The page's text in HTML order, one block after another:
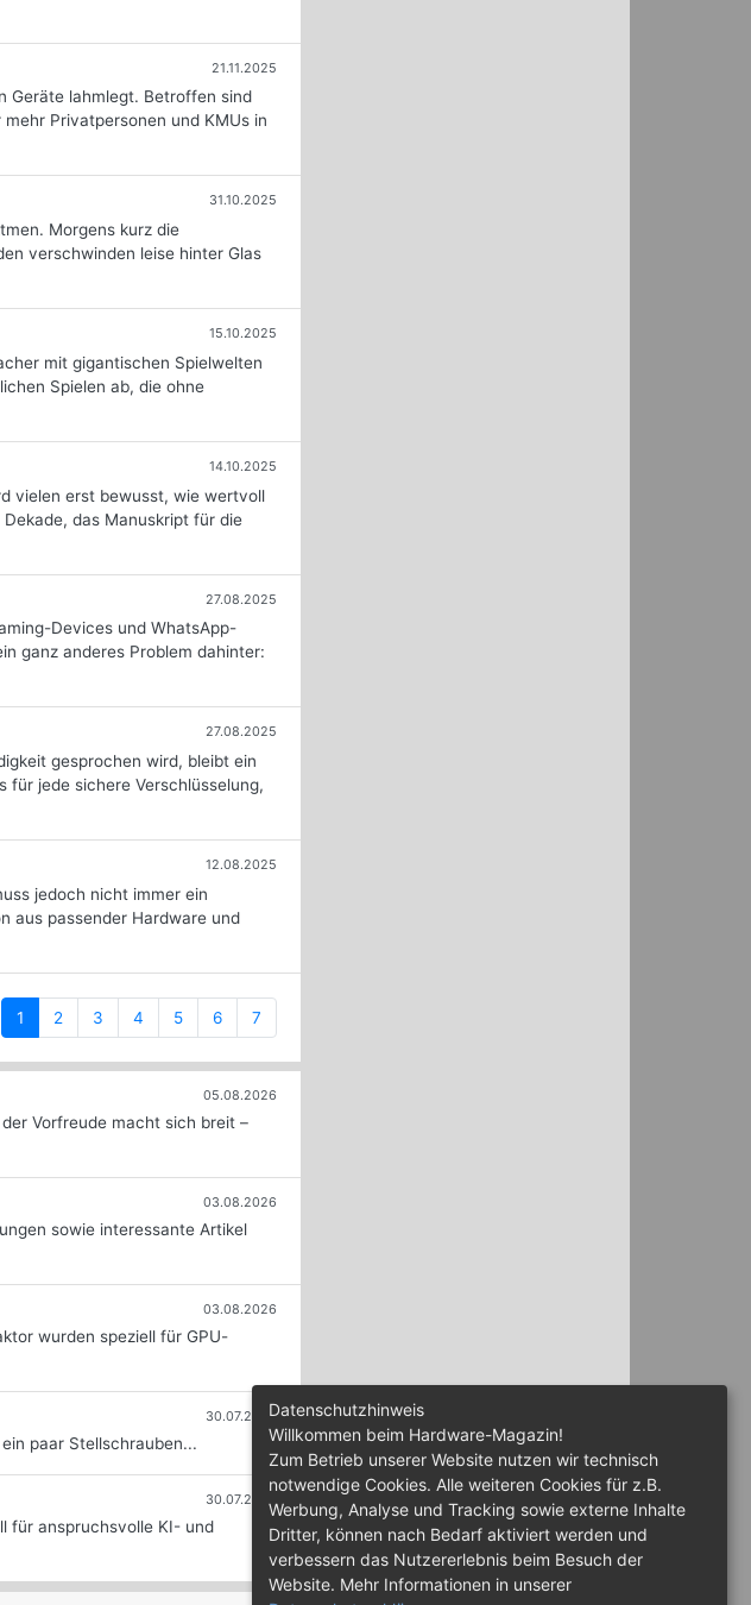
21.11.2025
Geräte lahmlegt. Betroffen sind
Privatpersonen und KMUs in
31.10.2025
Morgens kurz die
verschwinden leise hinter Glas
15.10.2025
mit gigantischen Spielwelten
Spielen ab, die ohne
14.10.2025
vielen erst bewusst, wie wertvoll
das Manuskript für die
27.08.2025
Devices und WhatsApp-
ganz anderes Problem dahinter:
27.08.2025
gesprochen wird, bleibt ein
für jede sichere Verschlüsselung,
12.08.2025
jedoch nicht immer ein
aus passender Hardware und
1 (current)
2 3 4 5 6 7
05.08.2026
Vorfreude macht sich breit –
03.08.2026
sowie interessante Artikel
03.08.2026
wurden speziell für GPU-
30.07.2026
paar Stellschrauben...
30.07.2026
für anspruchsvolle KI- und
Datenschutzhinweis
Willkommen beim Hardware-Magazin!
Zum Betrieb unserer Website nutzen wir technisch
notwendige Cookies. Alle weiteren Cookies für z.B.
Werbung, Analyse und Tracking sowie externe Inhalte
Dritter, können nach Bedarf aktiviert werden und
verbessern das Nutzererlebnis beim Besuch der
Website. Mehr Informationen in unserer